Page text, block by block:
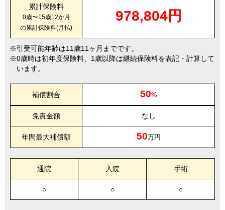
累計保険料
0歳〜15歳12か月
の累計保険料(月払)
978,804円
引受可能年齢は11歳11ヶ月までです。
0歳時は初年度保険料、1歳以降は継続保険料を表記・計算して
います。
補償割合 50%
免責金額 なし
年間最大補償額 50万円
通院 入院 手術
○ ○ ○